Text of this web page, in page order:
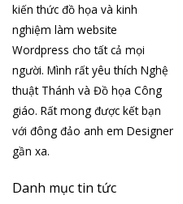
kiến thức đồ họa và kinh
nghiệm làm website
Wordpress cho tất cả mọi
người. Mình rất yêu thích Nghệ
thuật Thánh và Đồ họa Công
giáo. Rất mong được kết bạn
với đông đảo anh em Designer
gần xa.
Danh mục tin tức